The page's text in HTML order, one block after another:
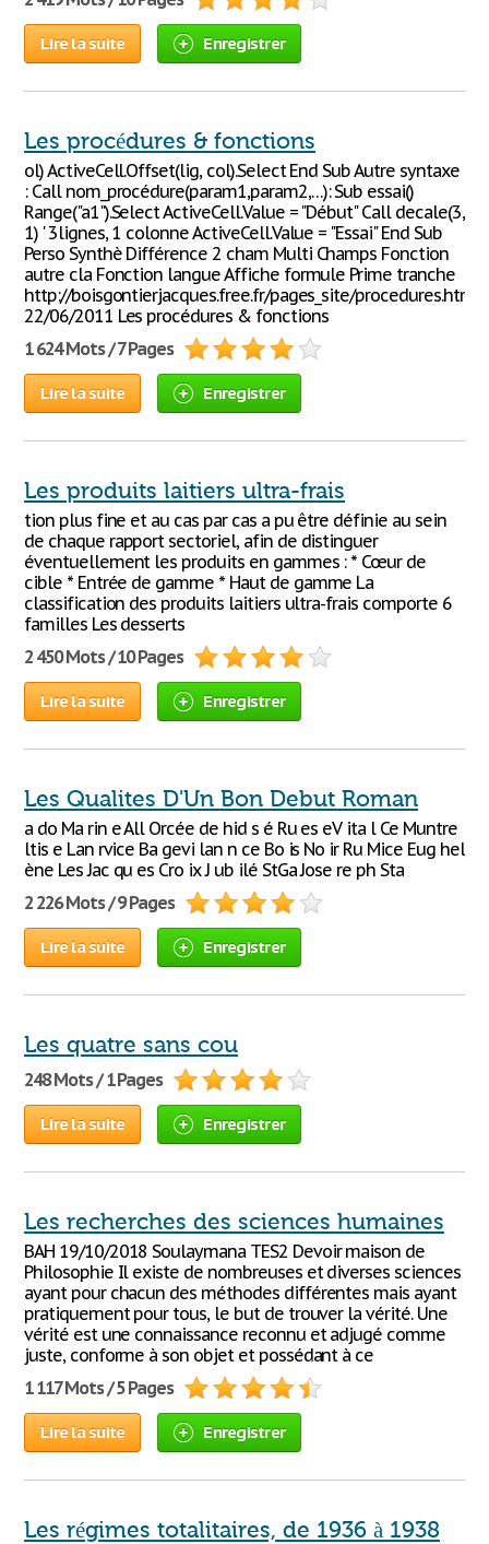
Lire la suite Enregistrer
Les procédures & fonctions
ol) ActiveCell.Offset(lig, col).Select End Sub Autre syntaxe
: Call nom_procédure(param1,param2,…): Sub essai()
Range("a1").Select ActiveCell.Value = "Début" Call decale(3,
1) ' 3lignes, 1 colonne ActiveCell.Value = "Essai" End Sub
Perso Synthè Différence 2 cham Multi Champs Fonction
autre cla Fonction langue Affiche formule Prime tranche
http://boisgontierjacques.free.fr/pages_site/procedures.htm
22/06/2011 Les procédures & fonctions
1 624 Mots / 7 Pages
Lire la suite Enregistrer
Les produits laitiers ultra-frais
tion plus fine et au cas par cas a pu être définie au sein
de chaque rapport sectoriel, afin de distinguer
éventuellement les produits en gammes : * Cœur de
cible * Entrée de gamme * Haut de gamme La
classification des produits laitiers ultra-frais comporte 6
familles Les desserts
2 450 Mots / 10 Pages
Lire la suite Enregistrer
Les Qualites D'Un Bon Debut Roman
a do Ma rin e All Orcée de hid s é Ru es eV ita l Ce Muntre
ltis e Lan rvice Ba gevi lan n ce Bo is No ir Ru Mice Eug hel
ène Les Jac qu es Cro ix J ub ilé StGa Jose re ph Sta
2 226 Mots / 9 Pages
Lire la suite Enregistrer
Les quatre sans cou
248 Mots / 1 Pages
Lire la suite Enregistrer
Les recherches des sciences humaines
BAH 19/10/2018 Soulaymana TES2 Devoir maison de
Philosophie Il existe de nombreuses et diverses sciences
ayant pour chacun des méthodes différentes mais ayant
pratiquement pour tous, le but de trouver la vérité. Une
vérité est une connaissance reconnu et adjugé comme
juste, conforme à son objet et possédant à ce
1 117 Mots / 5 Pages
Lire la suite Enregistrer
Les régimes totalitaires, de 1936 à 1938